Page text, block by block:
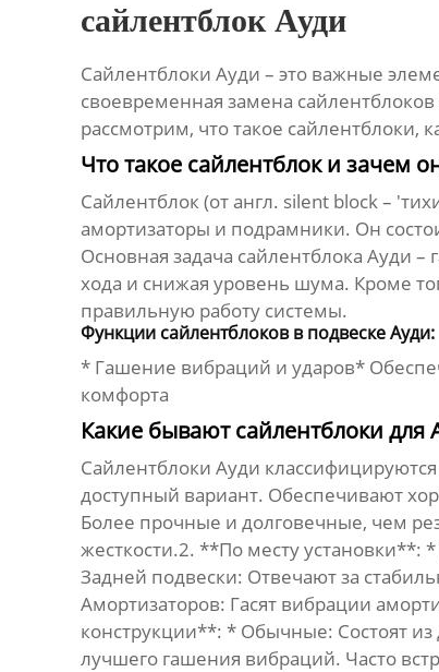
сайлентблок Ауди
Сайлентблоки Ауди – это важные
своевременная замена
рассмотрим, что такое сайлентблоки,
Что такое сайлентблок и зачем
Сайлентблок (от англ. silent block –
амортизаторы и подрамники. Он
Основная задача сайлентблока Ауди –
хода и снижая уровень шума. Кроме
правильную работу системы.
Функции сайлентблоков в подвеске Ауди:
* Гашение вибраций и ударов*
комфорта
Какие бывают сайлентблоки для
Сайлентблоки Ауди
доступный вариант. Обеспечивают
Более прочные и долговечные, чем
жесткости.2. **По месту
Задней подвески: Отвечают за
Амортизаторов: Гасят вибрации
конструкции**: * Обычные: Состоят
лучшего гашения вибраций. Часто